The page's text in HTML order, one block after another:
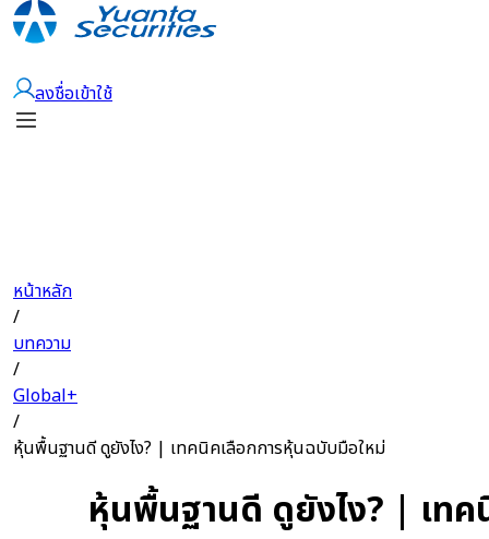
ลงชื่อเข้าใช้
หน้าหลัก
/
บทความ
/
Global+
/
หุ้นพื้นฐานดี ดูยังไง? | เทคนิคเลือกการหุ้นฉบับมือใหม่
หุ้นพื้นฐานดี ดูยังไง? | เท